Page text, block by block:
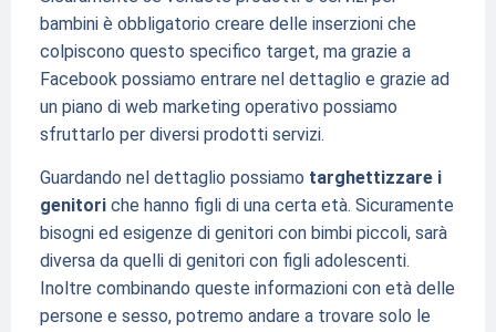
bambini è obbligatorio creare delle inserzioni che
colpiscono questo specifico target, ma grazie a
Facebook possiamo entrare nel dettaglio e grazie ad
un piano di web marketing operativo possiamo
sfruttarlo per diversi prodotti servizi.
Guardando nel dettaglio possiamo targhettizzare i
genitoriche hanno figli di una certa età. Sicuramente
bisogni ed esigenze di genitori con bimbi piccoli, sarà
diversa da quelli di genitori con figli adolescenti.
Inoltre combinando queste informazioni con età delle
persone e sesso, potremo andare a trovare solo le